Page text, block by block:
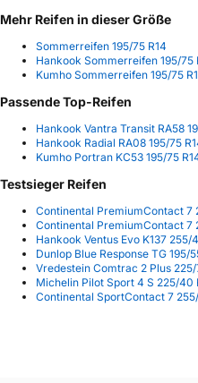
Mehr Reifen in dieser Größe
Sommerreifen 195/75 R14
Hankook Sommerreifen 195/75
Kumho Sommerreifen 195/75
Passende Top-Reifen
Hankook Vantra Transit RA58
Hankook Radial RA08 195/75
Kumho Portran KC53 195/75
Testsieger Reifen
Continental PremiumContact 7
Continental PremiumContact 7
Hankook Ventus Evo K137
Dunlop Blue Response TG 195/
Vredestein Comtrac 2 Plus 225/
Michelin Pilot Sport 4 S 225/40
Continental SportContact 7